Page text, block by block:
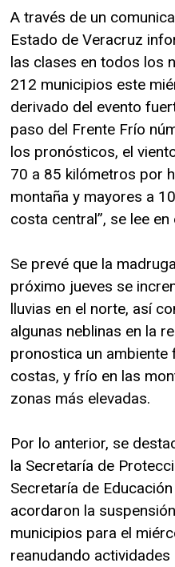
A través de un
Estado de Veracruz
las clases en todos los
212 municipios este
derivado del evento
paso del Frente Frío
los pronósticos, el
70 a 85 kilómetros por
montaña y mayores a
costa central”, se lee
Se prevé que la
próximo jueves se
lluvias en el norte, así
algunas neblinas en la
pronostica un ambiente
costas, y frío en las
zonas más elevadas.
Por lo anterior, se
la Secretaría de
Secretaría de
acordaron la
municipios para el
reanudando